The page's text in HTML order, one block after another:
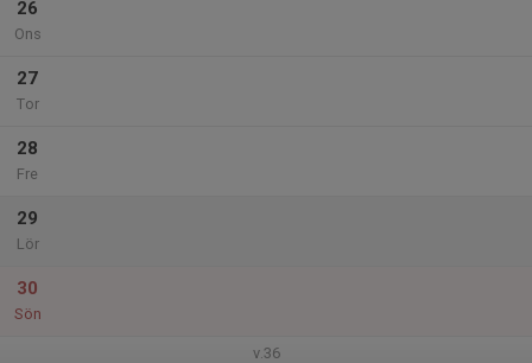
26
Ons
27
Tor
28
Fre
29
Lör
30
Sön
v.36